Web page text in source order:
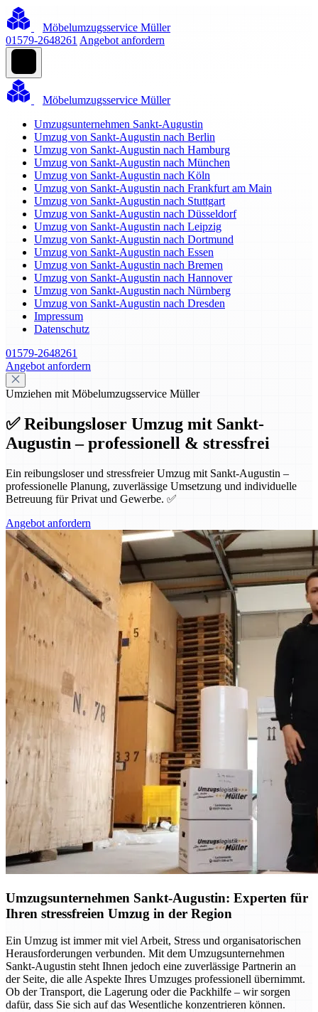
Möbelumzugsservice Müller
01579-2648261 Angebot anfordern
Möbelumzugsservice Müller
Umzugsunternehmen Sankt-Augustin
Umzug von Sankt-Augustin nach Berlin
Umzug von Sankt-Augustin nach Hamburg
Umzug von Sankt-Augustin nach München
Umzug von Sankt-Augustin nach Köln
Umzug von Sankt-Augustin nach Frankfurt am Main
Umzug von Sankt-Augustin nach Stuttgart
Umzug von Sankt-Augustin nach Düsseldorf
Umzug von Sankt-Augustin nach Leipzig
Umzug von Sankt-Augustin nach Dortmund
Umzug von Sankt-Augustin nach Essen
Umzug von Sankt-Augustin nach Bremen
Umzug von Sankt-Augustin nach Hannover
Umzug von Sankt-Augustin nach Nürnberg
Umzug von Sankt-Augustin nach Dresden
Impressum
Datenschutz
01579-2648261
Angebot anfordern
Umziehen mit Möbelumzugsservice Müller
✅ Reibungsloser Umzug mit Sankt-
Augustin – professionell & stressfrei
Ein reibungsloser und stressfreier Umzug mit Sankt-Augustin –
professionelle Planung, zuverlässige Umsetzung und individuelle
Betreuung für Privat und Gewerbe. ✅
Angebot anfordern
Umzugsunternehmen Sankt-Augustin: Experten für
Ihren stressfreien Umzug in der Region
Ein Umzug ist immer mit viel Arbeit, Stress und organisatorischen
Herausforderungen verbunden. Mit dem Umzugsunternehmen
Sankt-Augustin steht Ihnen jedoch eine zuverlässige Partnerin an
der Seite, die alle Aspekte Ihres Umzuges professionell übernimmt.
Ob der Transport, die Lagerung oder die Packhilfe – wir sorgen
dafür, dass Sie sich auf das Wesentliche konzentrieren können.